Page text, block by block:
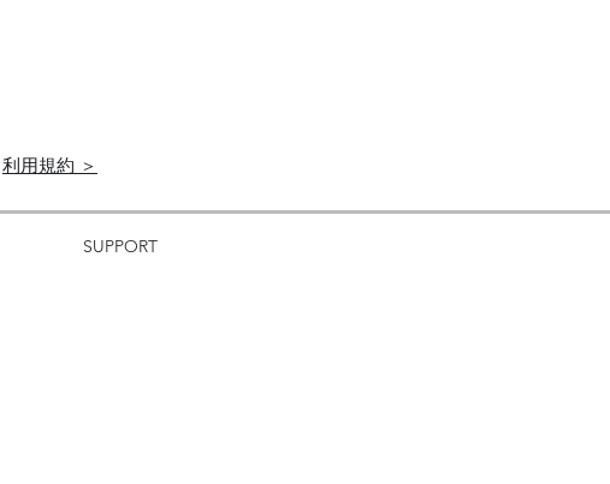
利用規約 ＞
SUPPORT